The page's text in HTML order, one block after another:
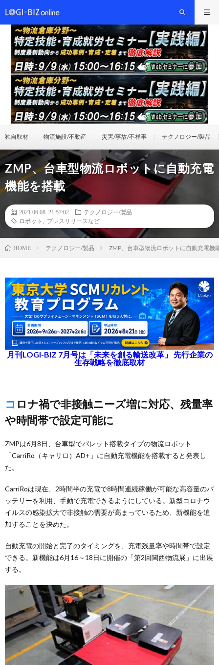
独自取材 物流施設/不動産 災害/事故/不祥事 テクノロジー/製品
ZMP、台車型物流ロボットに自動充電
機能を搭載
2021.06.08 21:57:02
テクノロジー/製品
ロボット
プレスリリースなど
HOME テクノロジー/製品 ZMP、台車型物流ロボットに自動充電機
月刊LOGI-BIZ 7月号は「未来を創る輸送改革」 先行企業の
生存戦略を徹底取材
コロナ禍で非接触ニーズ増に対応、残量率
や時間帯で設定可能に
ZMPは6月8日、台車型でパレット搭載タイプの物流ロボット
「CarriRo（キャリロ）AD+」に自動充電機能を搭載すると発表し
た。
CarriRoは現在、2時間半の充電で8時間連続稼働が可能な高容量のバ
ッテリーを利用、手動で充電できるようにしている。新型コロナウ
イルスの感染拡大で非接触の需要が高まっているため、新機能を追
加することを決めた。
自動充電の開始と完了のタイミングを、充電残量率や時間帯で設定
できる。新機能は6月16～18日に開催の「第2回関西物流展」に出展
する。